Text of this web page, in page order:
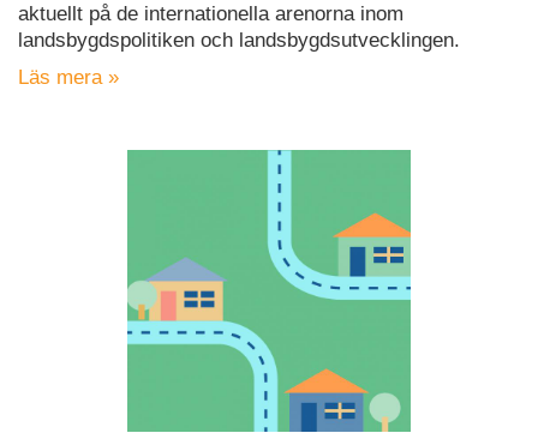
aktuellt på de internationella arenorna inom
landsbygdspolitiken och landsbygdsutvecklingen.
Läs mera »